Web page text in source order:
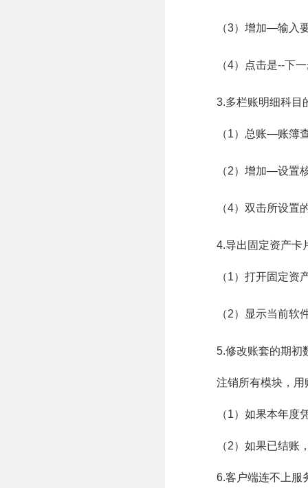
（3）增加—输入
（4）点击是--下
3.多栏账明细科目
（1）总账—账簿
（2）增加—设置
（4）双击所设
4.导出固定资产卡
（1）打开固定
（2）显示当前
5.修改账套的期初
注销所有模块，用
（1）如果本年度
（2）如果已结账
6.客户端连不上服